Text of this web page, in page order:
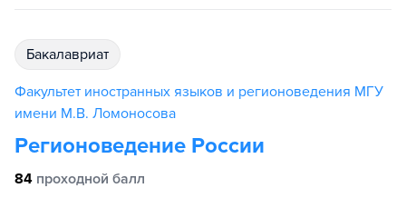
бакалавриат
Факультет иностранных языков и регионоведения МГУ
имени М.В. Ломоносова
Регионоведение России
84 проходной балл